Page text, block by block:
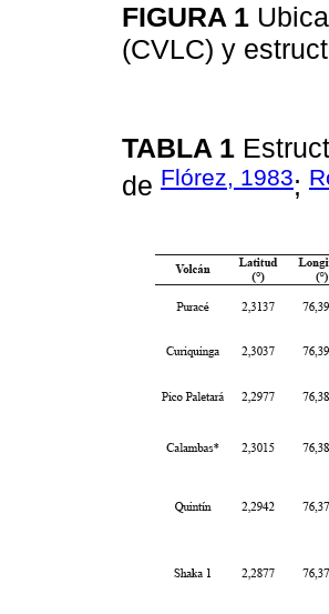
FIGURA 1
(CVLC) y
TABLA 1
de Flórez, 1983;